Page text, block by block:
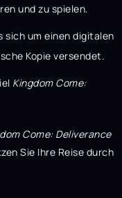
und zu spielen.
sich um einen digitalen
Kopie versendet.
Kingdom Come:
Come: Deliverance
Sie Ihre Reise durch